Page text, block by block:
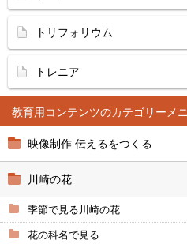
教育用コンテンツ
映像制作 伝えるをつくる
川崎の花
季節で見る川崎の花
花の科名で見る
トリフォリウム
トレニア